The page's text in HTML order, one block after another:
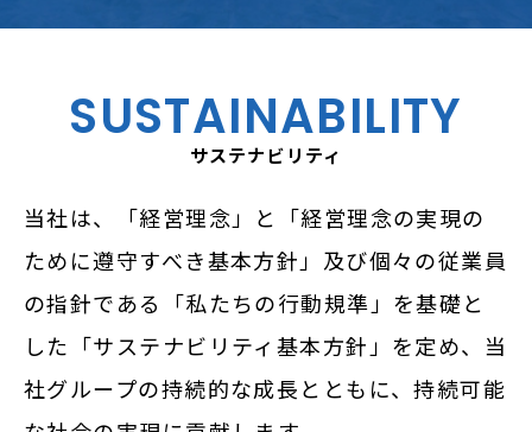
SUSTAINABILITY
サステナビリティ
当社は、「経営理念」と「経営理念の実現の
ために遵守すべき基本方針」及び個々の従業員
の指針である「私たちの行動規準」を基礎と
した「サステナビリティ基本方針」を定め、当
社グループの持続的な成長とともに、持続可能